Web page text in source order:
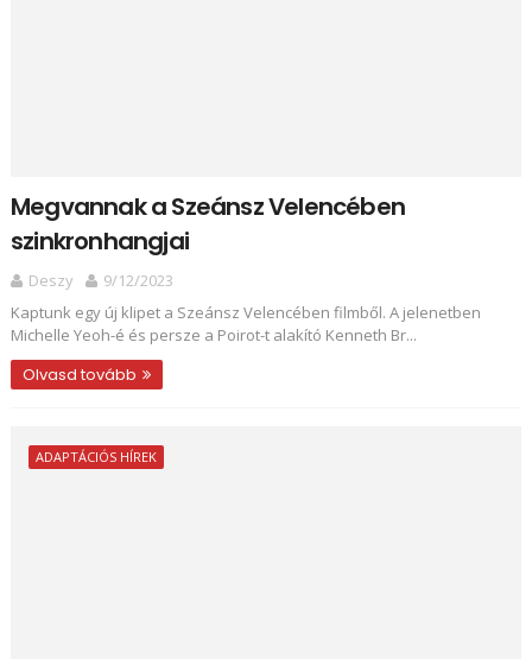
Megvannak a Szeánsz Velencében
szinkronhangjai
Deszy
9/12/2023
Kaptunk egy új klipet a Szeánsz Velencében filmből. A jelenetben
Michelle Yeoh-é és persze a Poirot-t alakító Kenneth Br...
Olvasd tovább
ADAPTÁCIÓS HÍREK